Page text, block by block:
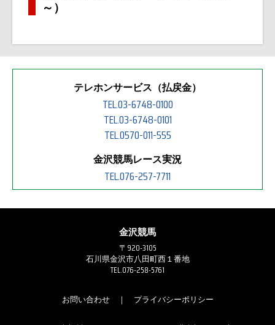
～）
テレホンサービス（払戻金）
TEL.03-6748-0100
TEL.03-6748-0101
TEL.0570-011-555
金沢競馬レース実況
TEL.076-257-7711
金沢競馬
〒920-3105
石川県金沢市八田町西１番地
TEL.076-258-5761
お問い合わせ｜ プライバシーポリシー